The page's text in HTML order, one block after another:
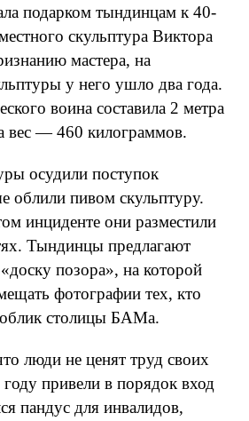
подарком тындинцам к 40-
скульптура Виктора
мастера, на
у него ушло два года.
воина составила 2 метра
вес — 460 килограммов.
осудили поступок
облили пивом скульптуру.
инциденте они разместили
Тындинцы предлагают
позора», на которой
фотографии тех, кто
столицы БАМа.
люди не ценят труд своих
привели в порядок вход
пандус для инвалидов,